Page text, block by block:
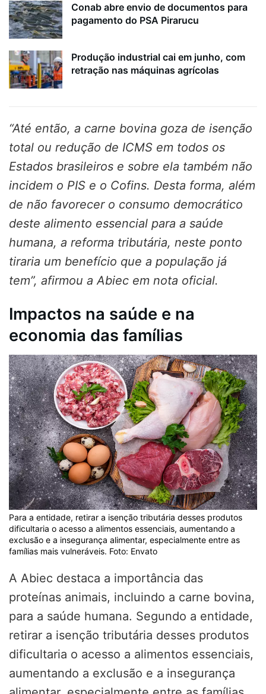
Conab abre envio de documentos para
pagamento do PSA Pirarucu
Produção industrial cai em junho, com
retração nas máquinas agrícolas
“Até então, a carne bovina goza de isenção
total ou redução de ICMS em todos os
Estados brasileiros e sobre ela também não
incidem o PIS e o Cofins. Desta forma, além
de não favorecer o consumo democrático
deste alimento essencial para a saúde
humana, a reforma tributária, neste ponto
tiraria um benefício que a população já
tem”, afirmou a Abiec em nota oficial.
Impactos na saúde e na
economia das famílias
Para a entidade, retirar a isenção tributária desses produtos
dificultaria o acesso a alimentos essenciais, aumentando a
exclusão e a insegurança alimentar, especialmente entre as
famílias mais vulneráveis. Foto: Envato
A Abiec destaca a importância das
proteínas animais, incluindo a carne bovina,
para a saúde humana. Segundo a entidade,
retirar a isenção tributária desses produtos
dificultaria o acesso a alimentos essenciais,
aumentando a exclusão e a insegurança